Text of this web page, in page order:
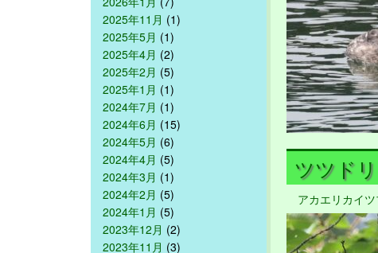
2025年11月 (1)
2025年5月 (1)
2025年4月 (2)
2025年2月 (5)
2025年1月 (1)
2024年7月 (1)
2024年6月 (15)
2024年5月 (6)
2024年4月 (5)
2024年3月 (1)
2024年2月 (5)
2024年1月 (5)
2023年12月 (2)
2023年11月 (3)
ツツド
アカエリカイツ